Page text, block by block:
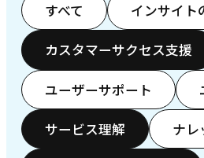
すべて インサイト
カスタマーサクセス支援
ユーザーサポート
サービス理解 ナレ